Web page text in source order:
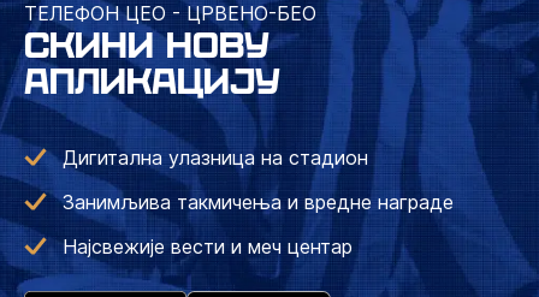
ТЕЛЕФОН ЦЕО - ЦРВЕНО-БЕО
СКИНИ НОВУ
АПЛИКАЦИЈУ
Дигитална улазница на стадион
Занимљива такмичења и вредне награде
Најсвежије вести и меч центар